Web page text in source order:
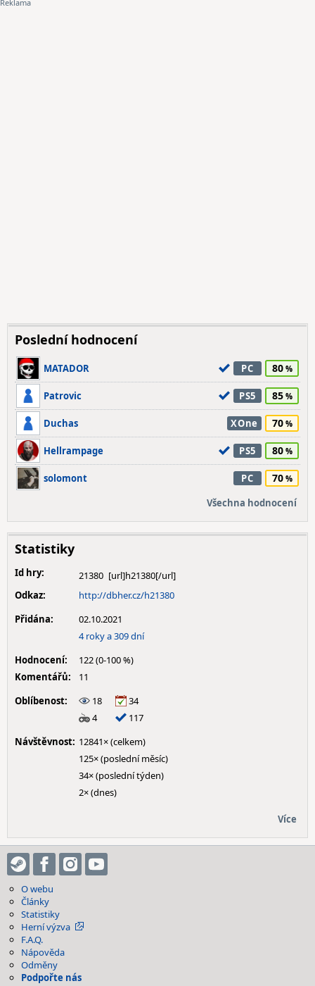
Poslední hodnocení
MATADOR PC 80
Patrovic PS5 85
Duchas XOne 70
Hellrampage PS5 80
solomont PC 70
Všechna hodnocení
Statistiky
Id hry:
21380
Odkaz:
http://dbher.cz/h21380
Přidána:
02.10.2021
4 roky a 309 dní
Hodnocení:
122 (0-100 %)
Komentářů:
11
Oblíbenost:
18
34
4
117
Návštěvnost: 12841× (celkem)
125× (poslední měsíc)
34× (poslední týden)
2× (dnes)
Více
O webu
Články
Statistiky
Herní výzva
F.A.Q.
Nápověda
Odměny
Podpořte nás